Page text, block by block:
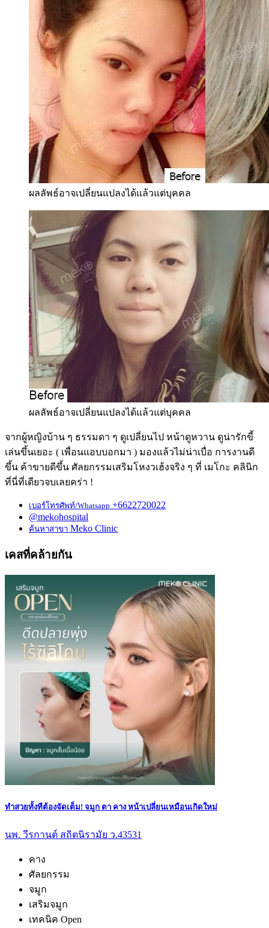
ผลลัพธ์อาจเปลี่ยนแปลงได้แล้วแต่บุคคล
ผลลัพธ์อาจเปลี่ยนแปลงได้แล้วแต่บุคคล
จากผู้หญิงบ้าน ๆ ธรรมดา ๆ ดูเปลี่ยนไป หน้าดูหวาน ดูน่ารักขี้
เล่นขึ้นเยอะ ( เพื่อนแอบบอกมา ) มองแล้วไม่น่าเบื่อ การงานดี
ขึ้น ค้าขายดีขึ้น ศัลยกรรมเสริมโหงวเฮ้งจริง ๆ ที่ เมโกะ คลินิก
ที่นี่ที่เดียวจบเลยคร่า !
เบอร์โทรศัพท์/Whatsapp +6622720022
@mekohospital
ค้นหาสาขา Meko Clinic
เคสที่คล้ายกัน
ทำสวยทั้งทีต้องจัดเต็ม! จมูก ตา คาง หน้าเปลี่ยนเหมือนเกิดใหม่
นพ. วีรกานต์ สถิตนิรามัย ว.43531
คาง
ศัลยกรรม
จมูก
เสริมจมูก
เทคนิค Open